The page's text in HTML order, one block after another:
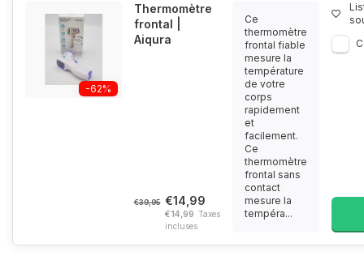
-62%
Thermomètre
frontal |
Aiqura
€39,95 €14,99
€14,99 Taxes
incluses
Ce
thermomètre
frontal fiable
mesure la
température
de votre
corps
rapidement
et
facilement.
Ce
thermomètre
frontal sans
contact
mesure la
tempéra...